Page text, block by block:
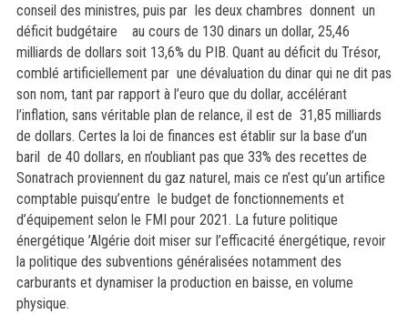
conseil des ministres, puis par les deux chambres donnent un
déficit budgétaire au cours de 130 dinars un dollar, 25,46
milliards de dollars soit 13,6% du PIB. Quant au déficit du Trésor,
comblé artificiellement par une dévaluation du dinar qui ne dit pas
son nom, tant par rapport à l’euro que du dollar, accélérant
l’inflation, sans véritable plan de relance, il est de 31,85 milliards
de dollars. Certes la loi de finances est établir sur la base d’un
baril de 40 dollars, en n’oubliant pas que 33% des recettes de
Sonatrach proviennent du gaz naturel, mais ce n’est qu’un artifice
comptable puisqu’entre le budget de fonctionnements et
d’équipement selon le FMI pour 2021. La future politique
énergétique ’Algérie doit miser sur l’efficacité énergétique, revoir
la politique des subventions généralisées notamment des
carburants et dynamiser la production en baisse, en volume
physique.